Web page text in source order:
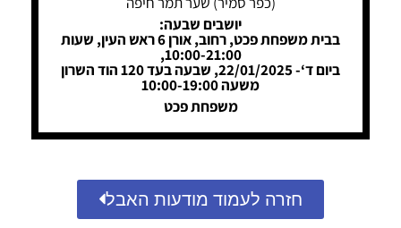
יושבים שבעה:
בבית משפחת פכט, רחוב, אורן 6 ראש העין, שעות
10:00-21:00,
ביום ד‘- 22/01/2025, שבעה בעד 120 הוד השרון
משעה 10:00-19:00
משפחת פכט
חזרה לעמוד מודעות האבל